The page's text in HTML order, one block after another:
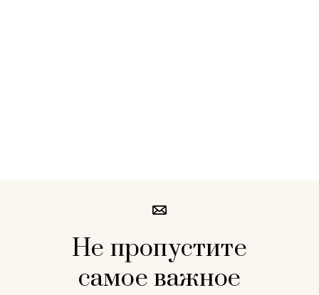
Не пропустите
самое важное